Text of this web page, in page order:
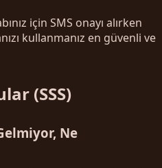
için SMS onayı alırken
kullanmanız en güvenli ve
(SSS)
Ne